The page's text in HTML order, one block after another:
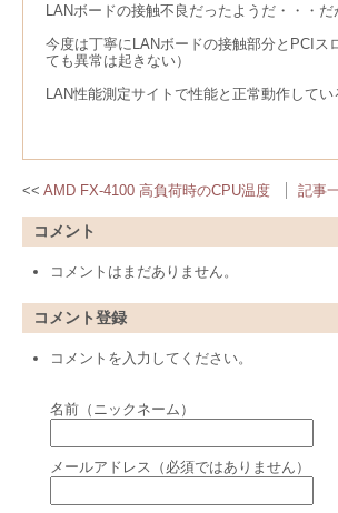
LANボードの接触不良だったようだ・・・
今度は丁寧にLANボードの接触部分とPCI
ても異常は起きない）
LAN性能測定サイトで性能と正常動作して
AMD FX-4100 高負荷時のCPU温度 記事
コメント
コメントはまだありません。
コメント登録
コメントを入力してください。
名前（ニックネーム）
メールアドレス（必須ではありません）